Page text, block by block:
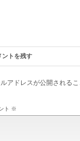
ントを残す
ルアドレスが公開されるこ
ト ※